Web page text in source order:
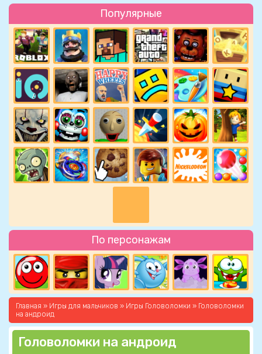
Популярные
По персонажам
Главная » Игры для мальчиков » Игры Головоломки » Головоломки
на андроид
Головоломки на андроид